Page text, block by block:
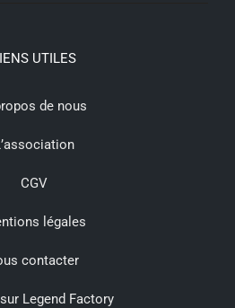
UTILES
de nous
CGV
légales
contacter
Legend Factory